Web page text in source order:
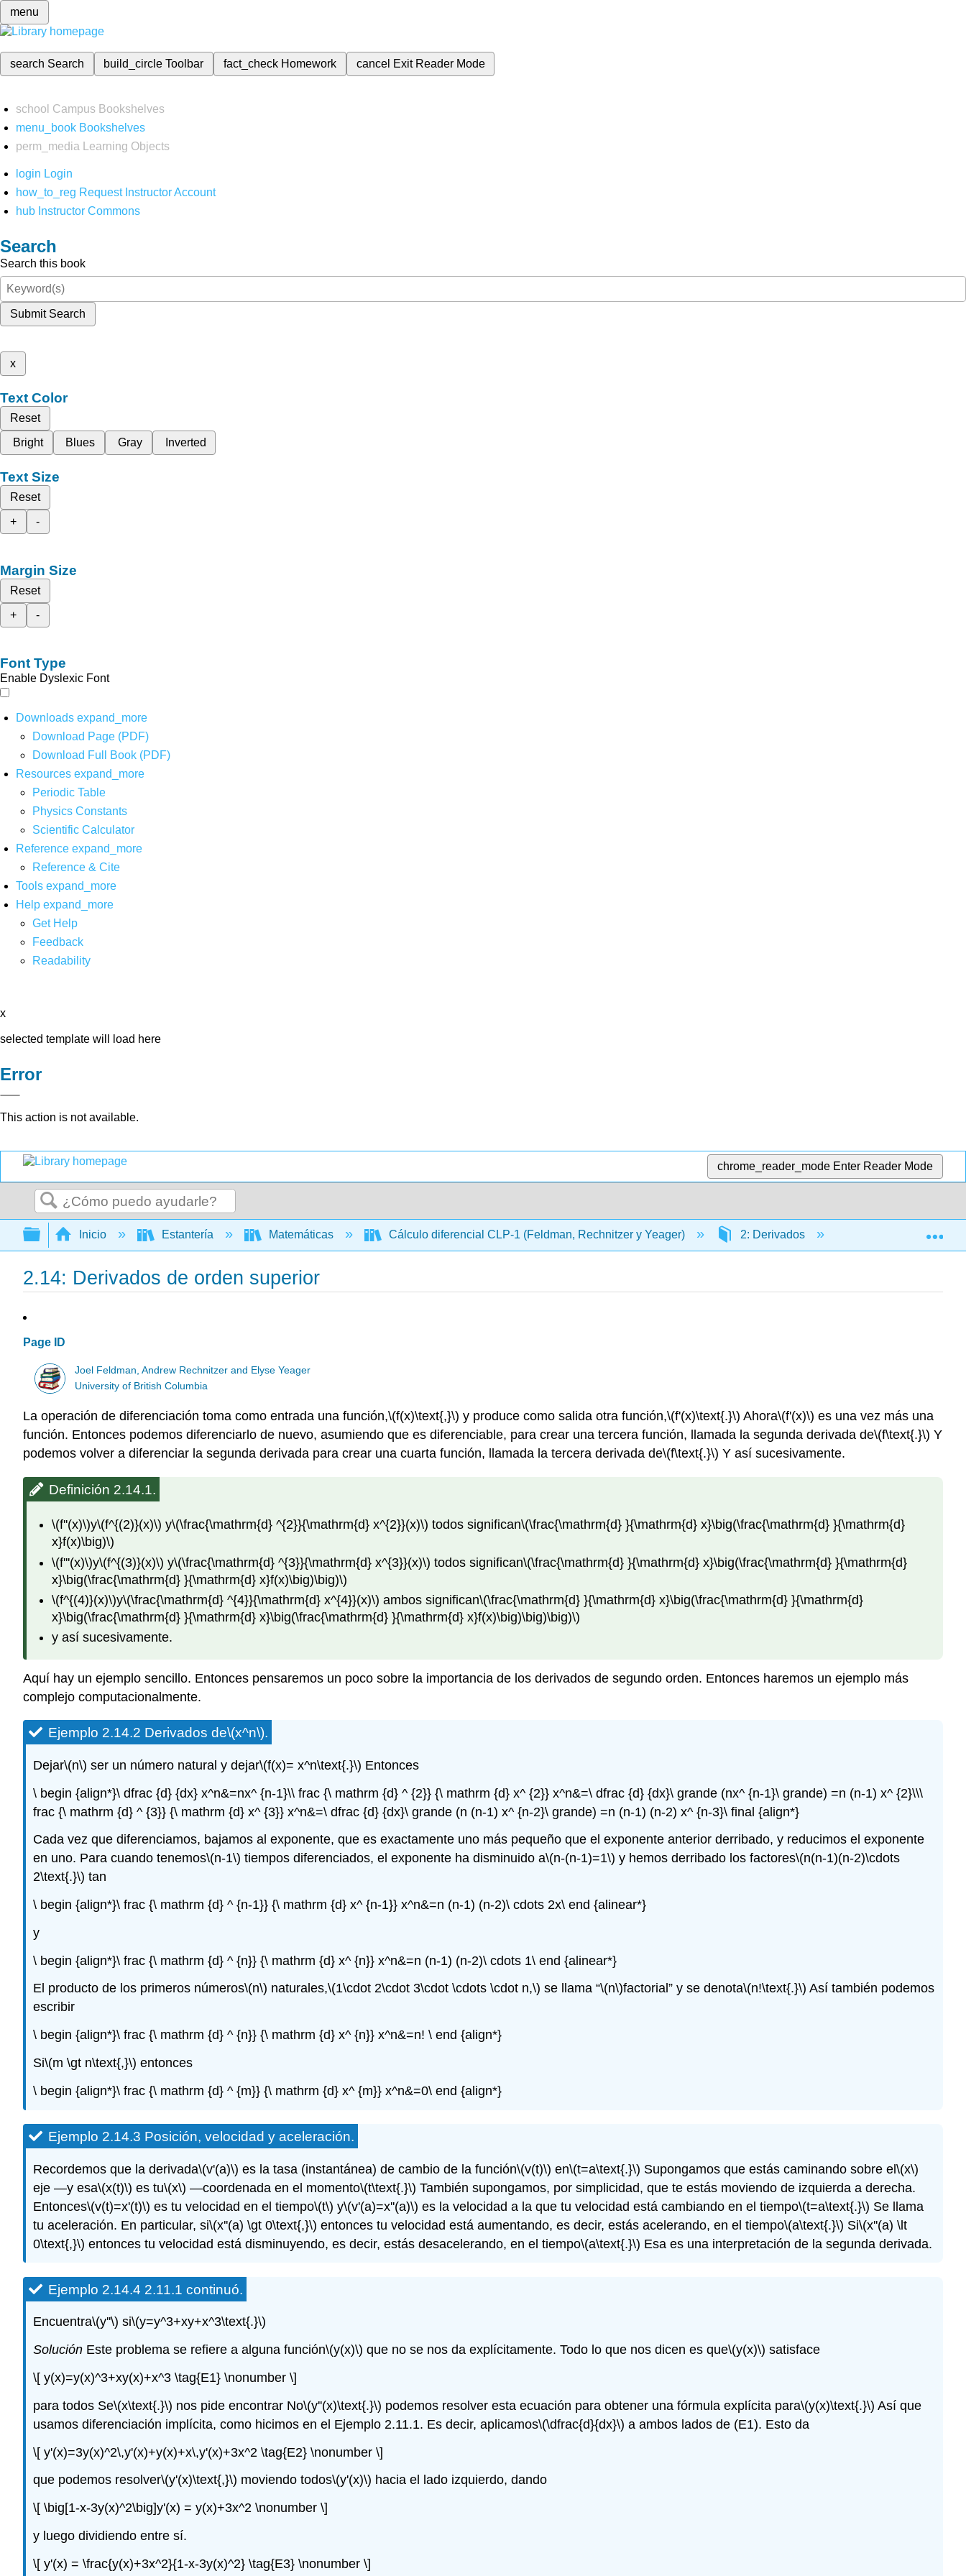
menu
search Search build_circleToolbar fact_check Homework cancel Exit Reader Mode
school Campus Bookshelves
menu_book Bookshelves
perm_media
Learning Objects
login Login
how_to_reg Request Instructor Account
hub Instructor Commons
Search
Search this book
Submit Search
x
Text Color
Reset
Bright
Blues Gray Inverted
Text Size
Reset
+
-
Margin Size
Reset
+
-
Font Type
Enable Dyslexic Font
Downloads expand_more
Download Page (PDF)
Download Full Book (PDF)
Resources expand_more
Periodic Table
Physics Constants
Scientific Calculator
Reference expand_more
Reference & Cite
Tools expand_more
Help expand_more
Get Help
Feedback
Readability
x
selected template will load here
Error
This action is not available.
chrome_reader_mode Enter Reader Mode
Buscar
Expandir/contraer jerarquía global
Inicio Estantería Matemáticas Cálculo diferencial CLP-1 (Feldman, Rechnitzer y Yeager) 2: Derivados 2.14: Derivados de
2.14: Derivados de orden superior
Page ID
Joel Feldman, Andrew Rechnitzer and Elyse Yeager
University of British Columbia
La operación de diferenciación toma como entrada una función,\(f(x)\text{,}\) y produce como salida otra función,\(f'(x)\text{.}\) Ahora\(f'(x)\) es una vez más una
función. Entonces podemos diferenciarlo de nuevo, asumiendo que es diferenciable, para crear una tercera función, llamada la segunda derivada de\(f\text{.}\) Y
podemos volver a diferenciar la segunda derivada para crear una cuarta función, llamada la tercera derivada de\(f\text{.}\) Y así sucesivamente.
Definición 2.14.1.
\(f''(x)\)y\(f^{(2)}(x)\) y\(\frac{\mathrm{d} ^{2}}{\mathrm{d} x^{2}}(x)\) todos significan\(\frac{\mathrm{d} }{\mathrm{d} x}\big(\frac{\mathrm{d} }{\mathrm{d}
x}f(x)\big)\)
\(f'''(x)\)y\(f^{(3)}(x)\) y\(\frac{\mathrm{d} ^{3}}{\mathrm{d} x^{3}}(x)\) todos significan\(\frac{\mathrm{d} }{\mathrm{d} x}\big(\frac{\mathrm{d} }{\mathrm{d}
x}\big(\frac{\mathrm{d} }{\mathrm{d} x}f(x)\big)\big)\)
\(f^{(4)}(x)\)y\(\frac{\mathrm{d} ^{4}}{\mathrm{d} x^{4}}(x)\) ambos significan\(\frac{\mathrm{d} }{\mathrm{d} x}\big(\frac{\mathrm{d} }{\mathrm{d}
x}\big(\frac{\mathrm{d} }{\mathrm{d} x}\big(\frac{\mathrm{d} }{\mathrm{d} x}f(x)\big)\big)\big)\)
y así sucesivamente.
Aquí hay un ejemplo sencillo. Entonces pensaremos un poco sobre la importancia de los derivados de segundo orden. Entonces haremos un ejemplo más
complejo computacionalmente.
Ejemplo 2.14.2 Derivados de\(x^n\).
Dejar\(n\) ser un número natural y dejar\(f(x)= x^n\text{.}\) Entonces
\ begin {align*}\ dfrac {d} {dx} x^n&=nx^ {n-1}\\ frac {\ mathrm {d} ^ {2}} {\ mathrm {d} x^ {2}} x^n&=\ dfrac {d} {dx}\ grande (nx^ {n-1}\ grande) =n (n-1) x^ {2}\\\
frac {\ mathrm {d} ^ {3}} {\ mathrm {d} x^ {3}} x^n&=\ dfrac {d} {dx}\ grande (n (n-1) x^ {n-2}\ grande) =n (n-1) (n-2) x^ {n-3}\ final {align*}
Cada vez que diferenciamos, bajamos al exponente, que es exactamente uno más pequeño que el exponente anterior derribado, y reducimos el exponente
en uno. Para cuando tenemos\(n-1\) tiempos diferenciados, el exponente ha disminuido a\(n-(n-1)=1\) y hemos derribado los factores\(n(n-1)(n-2)\cdots
2\text{.}\) tan
\ begin {align*}\ frac {\ mathrm {d} ^ {n-1}} {\ mathrm {d} x^ {n-1}} x^n&=n (n-1) (n-2)\ cdots 2x\ end {alinear*}
y
\ begin {align*}\ frac {\ mathrm {d} ^ {n}} {\ mathrm {d} x^ {n}} x^n&=n (n-1) (n-2)\ cdots 1\ end {alinear*}
El producto de los primeros números\(n\) naturales,\(1\cdot 2\cdot 3\cdot \cdots \cdot n,\) se llama “\(n\)factorial” y se denota\(n!\text{.}\) Así también podemos
escribir
\ begin {align*}\ frac {\ mathrm {d} ^ {n}} {\ mathrm {d} x^ {n}} x^n&=n! \ end {align*}
Si\(m \gt n\text{,}\) entonces
\ begin {align*}\ frac {\ mathrm {d} ^ {m}} {\ mathrm {d} x^ {m}} x^n&=0\ end {align*}
Ejemplo 2.14.3 Posición, velocidad y aceleración.
Recordemos que la derivada\(v'(a)\) es la tasa (instantánea) de cambio de la función\(v(t)\) en\(t=a\text{.}\) Supongamos que estás caminando sobre el\(x\)
eje —y esa\(x(t)\) es tu\(x\) —coordenada en el momento\(t\text{.}\) También supongamos, por simplicidad, que te estás moviendo de izquierda a derecha.
Entonces\(v(t)=x'(t)\) es tu velocidad en el tiempo\(t\) y\(v'(a)=x''(a)\) es la velocidad a la que tu velocidad está cambiando en el tiempo\(t=a\text{.}\) Se llama
tu aceleración. En particular, si\(x''(a) \gt 0\text{,}\) entonces tu velocidad está aumentando, es decir, estás acelerando, en el tiempo\(a\text{.}\) Si\(x''(a) \lt
0\text{,}\) entonces tu velocidad está disminuyendo, es decir, estás desacelerando, en el tiempo\(a\text{.}\) Esa es una interpretación de la segunda derivada.
Ejemplo 2.14.4 2.11.1 continuó.
Encuentra\(y''\) si\(y=y^3+xy+x^3\text{.}\)
Solución Este problema se refiere a alguna función\(y(x)\) que no se nos da explícitamente. Todo lo que nos dicen es que\(y(x)\) satisface
\[ y(x)=y(x)^3+xy(x)+x^3 \tag{E1} \nonumber \]
para todos Se\(x\text{.}\) nos pide encontrar No\(y''(x)\text{.}\) podemos resolver esta ecuación para obtener una fórmula explícita para\(y(x)\text{.}\) Así que
usamos diferenciación implícita, como hicimos en el Ejemplo 2.11.1. Es decir, aplicamos\(\dfrac{d}{dx}\) a ambos lados de (E1). Esto da
\[ y'(x)=3y(x)^2\,y'(x)+y(x)+x\,y'(x)+3x^2 \tag{E2} \nonumber \]
que podemos resolver\(y'(x)\text{,}\) moviendo todos\(y'(x)\) hacia el lado izquierdo, dando
\[ \big[1-x-3y(x)^2\big]y'(x) = y(x)+3x^2 \nonumber \]
y luego dividiendo entre sí.
\[ y'(x) = \frac{y(x)+3x^2}{1-x-3y(x)^2} \tag{E3} \nonumber \]